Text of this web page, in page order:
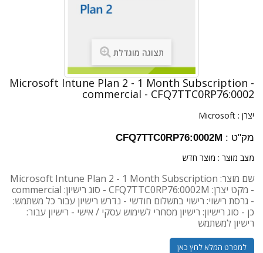
תצוגה מוגדלת
Microsoft Intune Plan 2 - 1 Month Subscription -
commercial - CFQ7TTC0RP76:0002
יצרן : Microsoft
מק"ט : CFQ7TTC0RP76:0002M
מצב מוצר : מוצר חדש
שם מוצר: Microsoft Intune Plan 2 - 1 Month Subscription
- מקט יצרן: CFQ7TTC0RP76:0002M - סוג רישיון: commercial
- גרסת רישוי: רישוי בתשלום חודשי - נדרש רישיון עבור כל משתמש:
כן - סוג רישיון: רישיון מסחרי לשימוש עסקי / אישי - רישיון עבור:
רישיון למשתמש
למפרט המלא לחץ כאן